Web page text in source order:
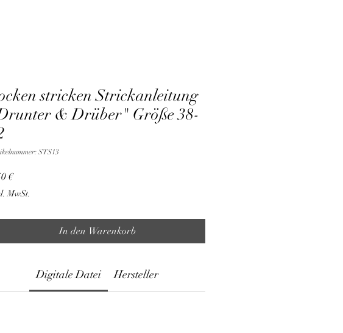
stricken Strickanleitung
& Drüber" Größe 38-
STS13
€Preis
MwSt.
In den Warenkorb
Digitale Datei Hersteller